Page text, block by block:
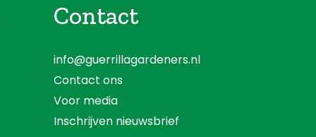
Contact
info@guerrillagardeners.nl
Contact ons
Voor media
Inschrijven nieuwsbrief